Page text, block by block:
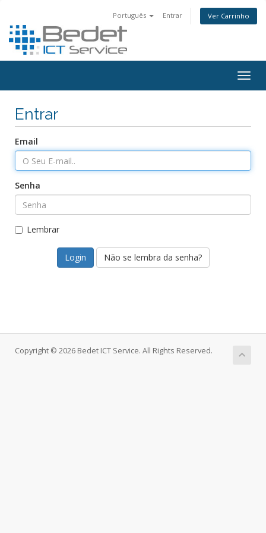
Português Entrar Ver Carrinho
Entrar
Email
Senha
Lembrar
Não se lembra da senha?
Copyright © 2026 Bedet ICT Service. All Rights Reserved.